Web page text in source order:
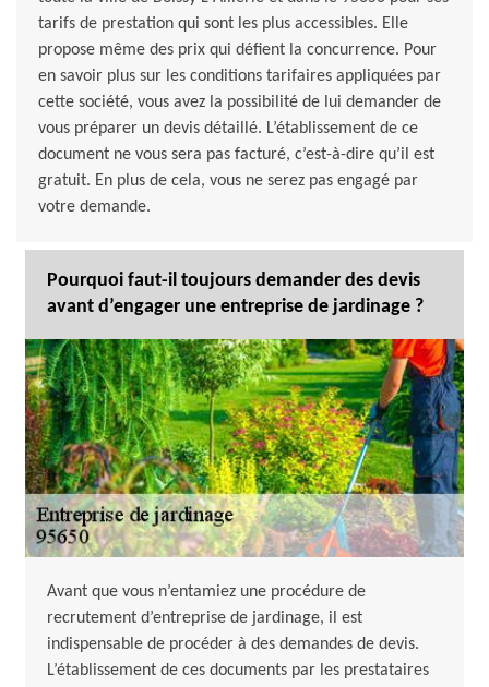
tarifs de prestation qui sont les plus accessibles. Elle
propose même des prix qui défient la concurrence. Pour
en savoir plus sur les conditions tarifaires appliquées par
cette société, vous avez la possibilité de lui demander de
vous préparer un devis détaillé. L’établissement de ce
document ne vous sera pas facturé, c’est-à-dire qu’il est
gratuit. En plus de cela, vous ne serez pas engagé par
votre demande.
Pourquoi faut-il toujours demander des devis
avant d’engager une entreprise de jardinage ?
Avant que vous n’entamiez une procédure de
recrutement d’entreprise de jardinage, il est
indispensable de procéder à des demandes de devis.
L’établissement de ces documents par les prestataires